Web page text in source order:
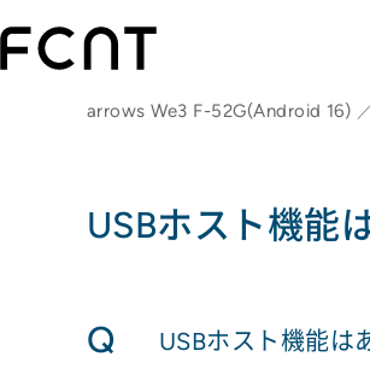
arrows We3 F-52G(Android 16)
USBホスト機能
Q USBホスト機能は